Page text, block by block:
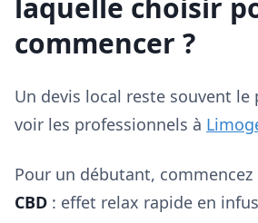
laquelle choisir
commencer ?
Un devis local reste souvent
voir les professionnels à
Pour un débutant, commencez
CBD : effet relax rapide en